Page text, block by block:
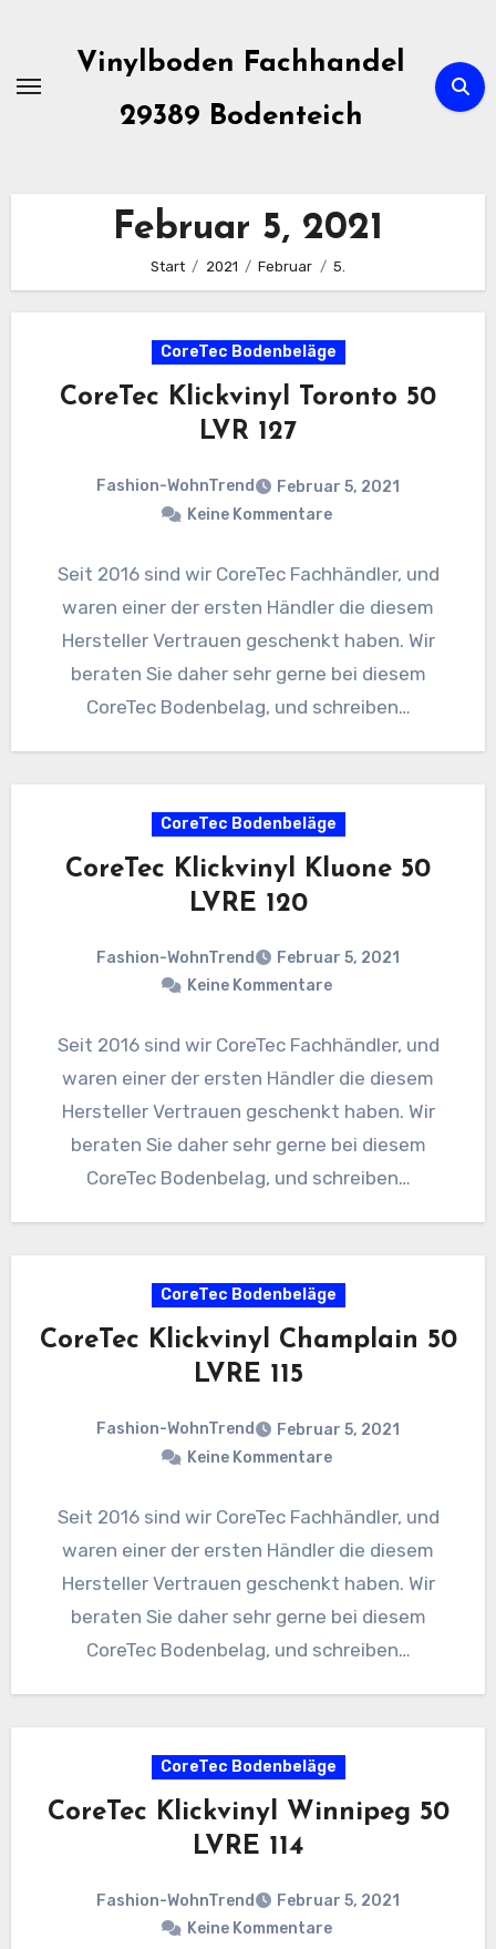
springen
Vinylboden Fachhandel
29389 Bodenteich
Februar 5, 2021
Start 2021 Februar 5.
CoreTec Bodenbeläge
CoreTec Klickvinyl Toronto 50
LVR 127
Fashion-WohnTrend
Februar 5, 2021
Keine Kommentare
Seit 2016 sind wir CoreTec Fachhändler, und
waren einer der ersten Händler die diesem
Hersteller Vertrauen geschenkt haben. Wir
beraten Sie daher sehr gerne bei diesem
CoreTec Bodenbelag, und schreiben…
CoreTec Bodenbeläge
CoreTec Klickvinyl Kluone 50
LVRE 120
Fashion-WohnTrend
Februar 5, 2021
Keine Kommentare
Seit 2016 sind wir CoreTec Fachhändler, und
waren einer der ersten Händler die diesem
Hersteller Vertrauen geschenkt haben. Wir
beraten Sie daher sehr gerne bei diesem
CoreTec Bodenbelag, und schreiben…
CoreTec Bodenbeläge
CoreTec Klickvinyl Champlain 50
LVRE 115
Fashion-WohnTrend
Februar 5, 2021
Keine Kommentare
Seit 2016 sind wir CoreTec Fachhändler, und
waren einer der ersten Händler die diesem
Hersteller Vertrauen geschenkt haben. Wir
beraten Sie daher sehr gerne bei diesem
CoreTec Bodenbelag, und schreiben…
CoreTec Bodenbeläge
CoreTec Klickvinyl Winnipeg 50
LVRE 114
Fashion-WohnTrend
Februar 5, 2021
Keine Kommentare